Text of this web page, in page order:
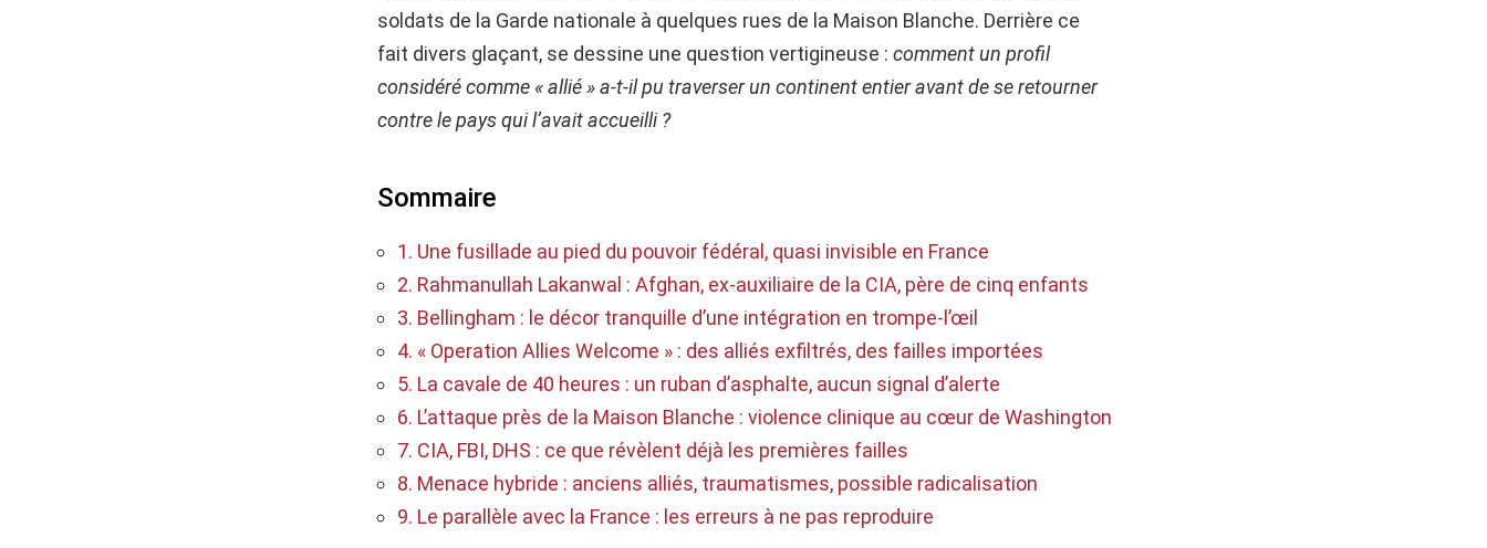
soldats de la Garde nationale à quelques rues de la Maison Blanche. Derrière ce
fait divers glaçant, se dessine une question vertigineuse : comment un profil
considéré comme « allié » a-t-il pu traverser un continent entier avant de se retourner
contre le pays qui l’avait accueilli ?
Sommaire
1. Une fusillade au pied du pouvoir fédéral, quasi invisible en France
2. Rahmanullah Lakanwal : Afghan, ex-auxiliaire de la CIA, père de cinq enfants
3. Bellingham : le décor tranquille d’une intégration en trompe-l’œil
4. « Operation Allies Welcome » : des alliés exfiltrés, des failles importées
5. La cavale de 40 heures : un ruban d’asphalte, aucun signal d’alerte
6. L’attaque près de la Maison Blanche : violence clinique au cœur de Washington
7. CIA, FBI, DHS : ce que révèlent déjà les premières failles
8. Menace hybride : anciens alliés, traumatismes, possible radicalisation
9. Le parallèle avec la France : les erreurs à ne pas reproduire